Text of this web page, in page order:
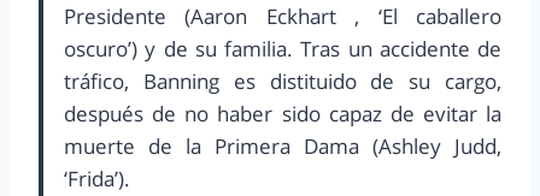
Presidente (Aaron Eckhart , ‘El caballero
oscuro’) y de su familia. Tras un accidente de
tráfico, Banning es distituido de su cargo,
después de no haber sido capaz de evitar la
muerte de la Primera Dama (Ashley Judd,
‘Frida’).